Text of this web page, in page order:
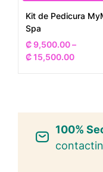
Kit de Pedicura
Spa
₡9,500.00–
₡15,500.00
100%